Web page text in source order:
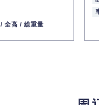
全高 / 総重量